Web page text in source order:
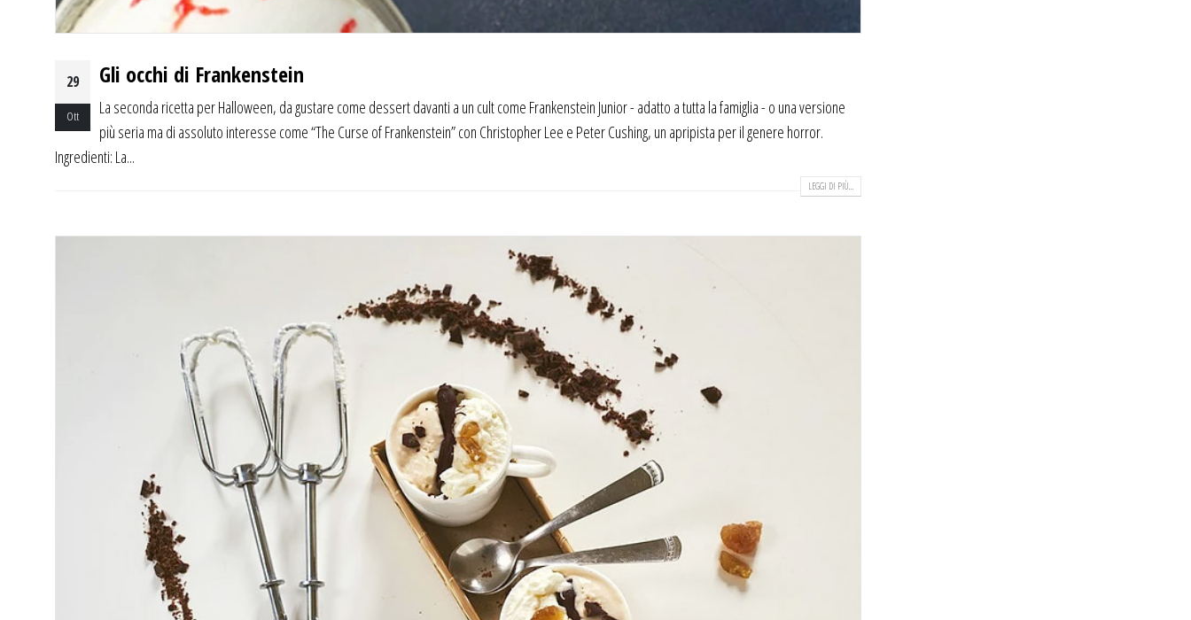
29
Ott
Gli occhi di Frankenstein
La seconda ricetta per Halloween, da gustare come dessert davanti a un cult come Frankenstein Junior - adatto a tutta la famiglia - o una versione
più seria ma di assoluto interesse come “The Curse of Frankenstein” con Christopher Lee e Peter Cushing, un apripista per il genere horror.
Ingredienti: La...
LEGGI DI PIÙ...